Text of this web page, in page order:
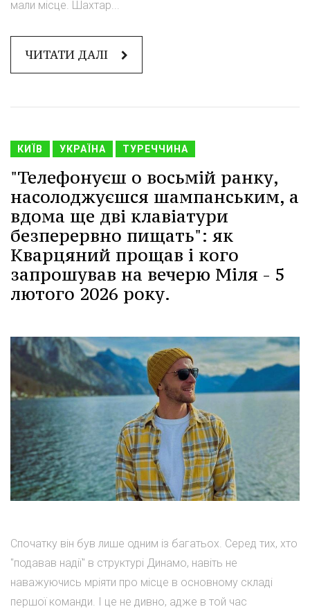
мали місце. Шахтар...
ЧИТАТИ ДАЛІ
КИЇВ УКРАЇНА ТУРЕЧЧИНА
"Телефонуєш о восьмій ранку,
насолоджуєшся шампанським, а
вдома ще дві клавіатури
безперервно пищать": як
Кварцяний прощав і кого
запрошував на вечерю Міля - 5
лютого 2026 року.
Спочатку він був лише одним із багатьох. Серед тих, хто
"подавав надії" в структурі Динамо, навіть не
наважуючись мріяти про місце в основному складі
першої команди. І це не дивно, адже в той час